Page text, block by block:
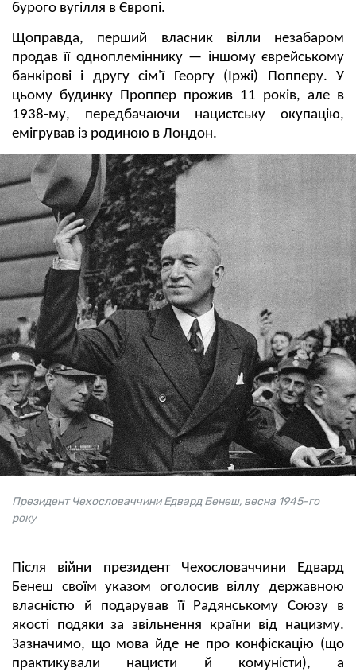
бурого вугілля в Європі.
Щоправда, перший власник вілли незабаром
продав її одноплеміннику — іншому єврейському
банкірові і другу сім'ї Георгу (Іржі) Попперу. У
цьому будинку Проппер прожив 11 років, але в
1938-му, передбачаючи нацистську окупацію,
емігрував із родиною в Лондон.
Президент Чехословаччини Едвард Бенеш, весна 1945-го
року
Після війни президент Чехословаччини Едвард
Бенеш своїм указом оголосив віллу державною
власністю й подарував її Радянському Союзу в
якості подяки за звільнення країни від нацизму.
Зазначимо, що мова йде не про конфіскацію (що
практикували нацисти й комуністи), а